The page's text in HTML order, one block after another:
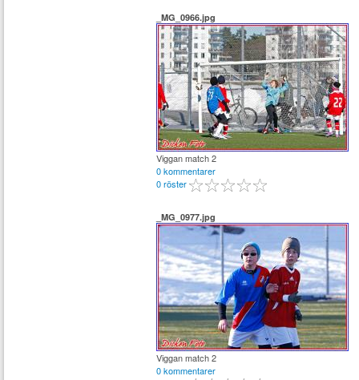
_MG_0966.jpg
Viggan match 2
0 kommentarer
0 röster
_MG_0977.jpg
Viggan match 2
0 kommentarer